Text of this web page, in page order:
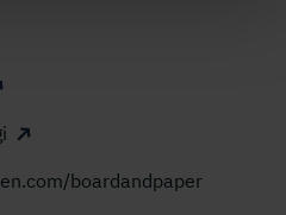
boardandpaper